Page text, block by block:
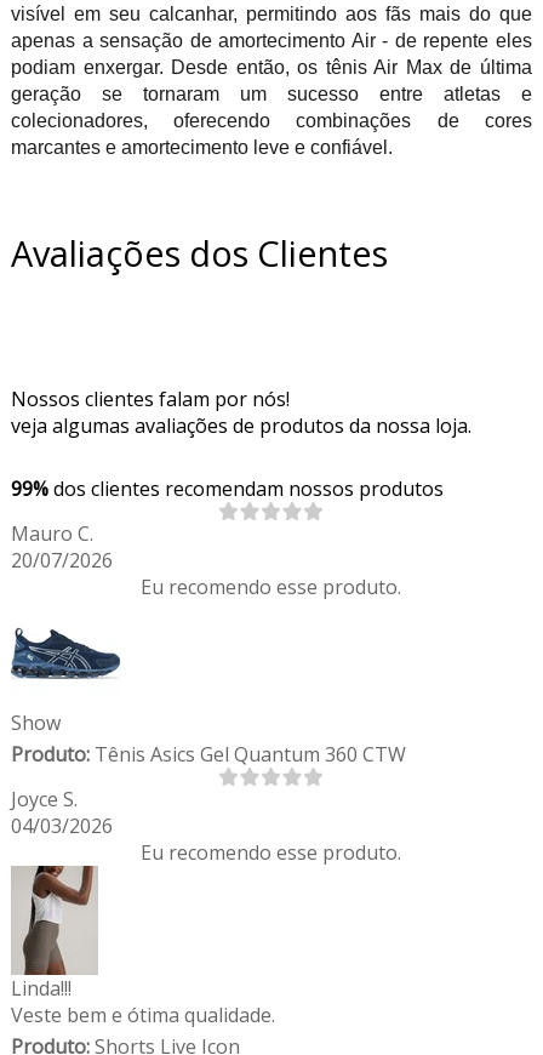
visível em seu calcanhar, permitindo aos fãs mais do que
apenas a sensação de amortecimento Air - de repente eles
podiam enxergar. Desde então, os tênis Air Max de última
geração se tornaram um sucesso entre atletas e
colecionadores, oferecendo combinações de cores
marcantes e amortecimento leve e confiável.
Avaliações dos Clientes
Nossos clientes falam por nós!
veja algumas avaliações de produtos da nossa loja.
99%dos clientes recomendam nossos produtos
Mauro C.
20/07/2026
Eu recomendo esse produto.
Show
Produto:Tênis Asics Gel Quantum 360 CTW
Joyce S.
04/03/2026
Eu recomendo esse produto.
Linda!!!
Veste bem e ótima qualidade.
Produto:Shorts Live Icon